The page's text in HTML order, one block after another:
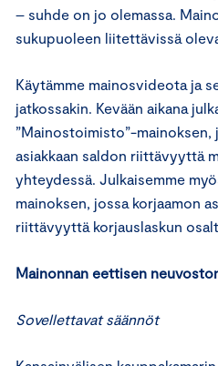
– suhde on jo olemassa.
sukupuoleen liitettävissä
Käytämme mainosvideota ja
jatkossakin. Kevään aikana
”Mainostoimisto”-
asiakkaan saldon riittävyyttä
yhteydessä. Julkaisemme
mainoksen, jossa korjaamon
riittävyyttä korjauslaskun
Mainonnan eettisen
Sovellettavat säännöt